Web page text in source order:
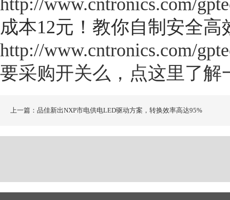
http://www.cntronics.com/
成本12元！教你自制安全
http://www.cntronics.com/
要采购开关么，点这里了解
上一篇：品佳新出NXP市电供电LED驱动方案，转换效率高达95%